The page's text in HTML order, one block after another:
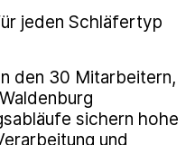
jeden Schläfertyp
den 30 Mitarbeitern,
sichern hohe
und